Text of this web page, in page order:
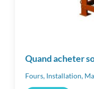
Quand acheter
Fours, Installation,